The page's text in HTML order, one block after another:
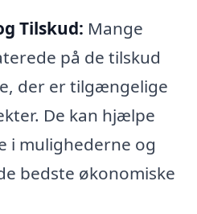
Tilskud: Mange
på de tilskud
der er tilgængelige
De kan hjælpe
i mulighederne og
bedste økonomiske